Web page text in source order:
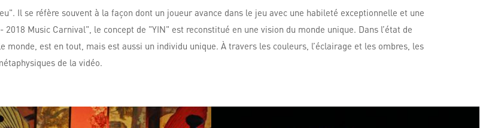
Il se réfère souvent à la façon dont un joueur avance dans le jeu avec une habileté exceptionnelle et une
Music Carnival", le concept de "YIN" est reconstitué en une vision du monde unique. Dans l’état de
est en tout, mais est aussi un individu unique. À travers les couleurs, l’éclairage et les ombres, les
de la vidéo.